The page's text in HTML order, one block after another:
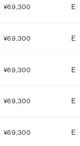
¥69,300 E
¥69,300 E
¥69,300 E
¥69,300 E
¥69,300 E